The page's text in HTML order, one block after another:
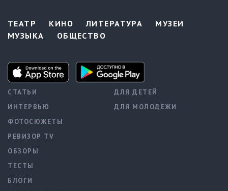
ТЕАТР КИНО ЛИТЕРАТУРА
МУЗЕИ
МУЗЫКА
ОБЩЕСТВО
СТАТЬИ
ИНТЕРВЬЮ
ФОТОСЮЖЕТЫ
РЕВИЗОР TV
ОБЗОРЫ
ТЕСТЫ
БЛОГИ
ДЛЯ ДЕТЕЙ
ДЛЯ МОЛОДЕЖИ